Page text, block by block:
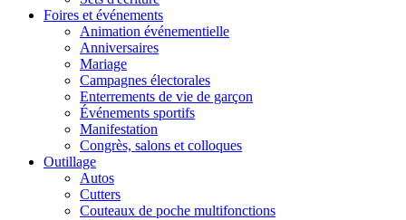
Foires et événements
Animation événementielle
Anniversaires
Mariage
Campagnes électorales
Enterrements de vie de garçon
Événements sportifs
Manifestation
Congrès, salons et colloques
Outillage
Autos
Cutters
Couteaux de poche multifonctions